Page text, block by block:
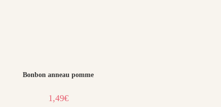
Bonbon anneau pomme
1,49€